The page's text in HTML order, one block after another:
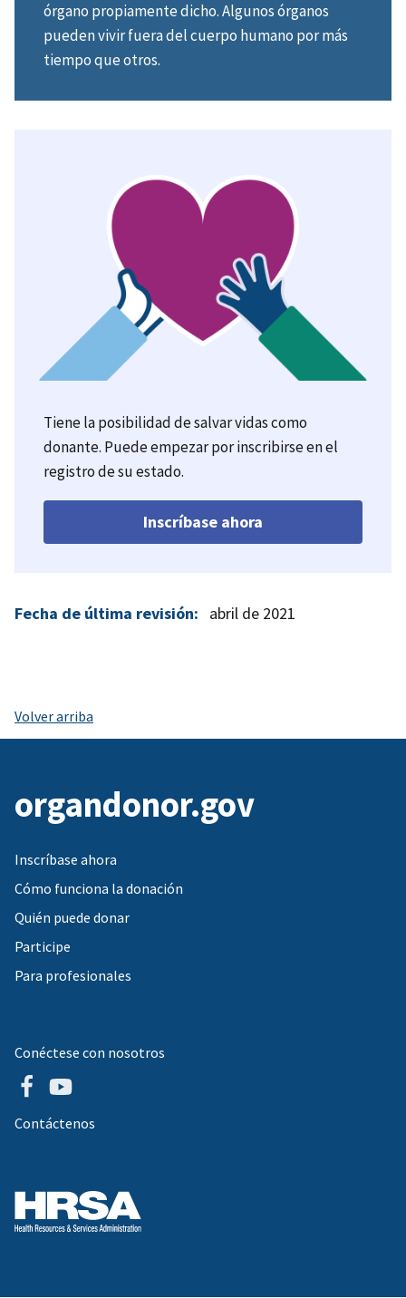
órgano propiamente dicho. Algunos órganos
pueden vivir fuera del cuerpo humano por más
tiempo que otros.
Tiene la posibilidad de salvar vidas como
donante. Puede empezar por inscribirse en el
registro de su estado.
Inscríbase ahora
Fecha de última revisión: abril de 2021
Volver arriba
organdonor.gov
Inscríbase ahora
Cómo funciona la donación
Quién puede donar
Participe
Para profesionales
Conéctese con nosotros
Contáctenos